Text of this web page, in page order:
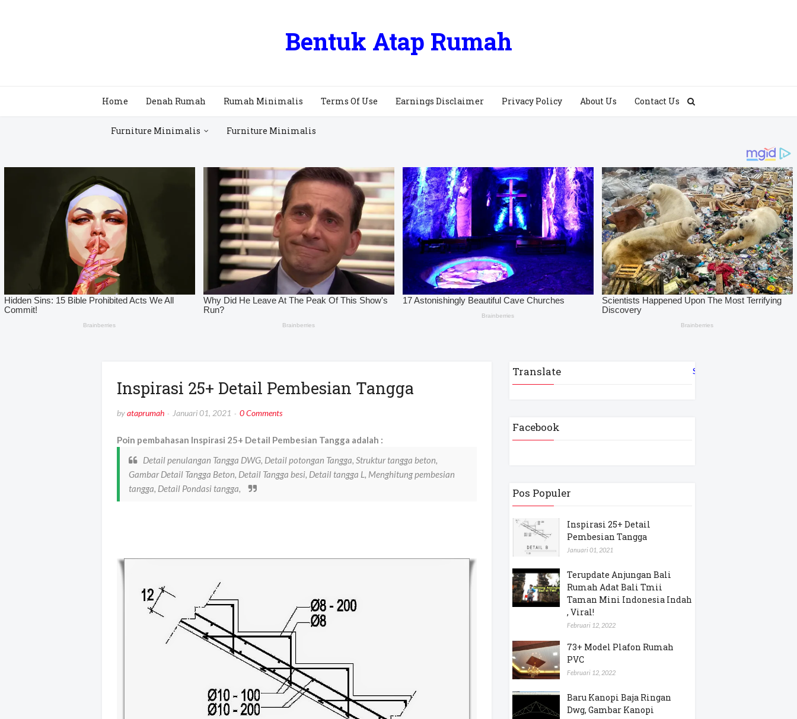
Bentuk Atap Rumah
Home Denah Rumah Rumah Minimalis Terms Of Use Earnings Disclaimer Privacy Policy About Us Contact Us
Furniture Minimalis Furniture Minimalis
Inspirasi 25+ Detail Pembesian Tangga
byataprumah Januari 01, 2021 0 Comments
Poin pembahasan Inspirasi 25+ Detail Pembesian Tangga adalah :
Detail penulangan Tangga DWG, Detail potongan Tangga, Struktur tangga beton,
Gambar Detail Tangga Beton, Detail Tangga besi, Detail tangga L, Menghitung pembesian
tangga, Detail Pondasi tangga,
Translate Select Language
Facebook
Pos Populer
Inspirasi 25+ Detail
Pembesian Tangga
Januari 01, 2021
Terupdate Anjungan Bali
Rumah Adat Bali Tmii
Taman Mini Indonesia Indah
, Viral!
Februari 12, 2022
73+ Model Plafon Rumah
PVC
Februari 12, 2022
Baru Kanopi Baja Ringan
Dwg, Gambar Kanopi